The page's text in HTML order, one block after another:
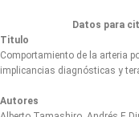
Datos para
Titulo
Comportamiento de la arteria
implicancias diagnósticas y
Autores